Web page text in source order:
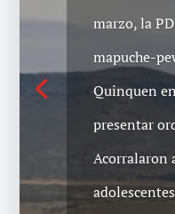
marzo, la
mapuche-
Quinquen
presentar
Acorralaron